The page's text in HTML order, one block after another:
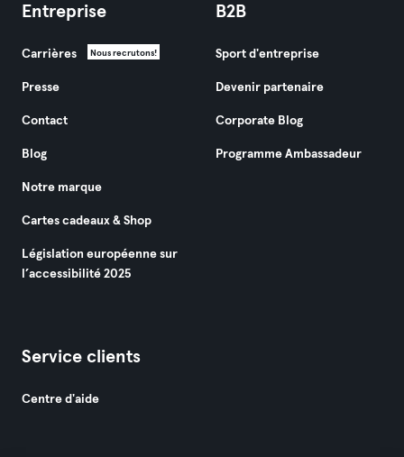
Entreprise
Carrières Nous recrutons!
Presse
Contact
Blog
Notre marque
Cartes cadeaux & Shop
Législation européenne sur
l’accessibilité 2025
B2B
Sport d'entreprise
Devenir partenaire
Corporate Blog
Programme Ambassadeur
Service clients
Centre d'aide